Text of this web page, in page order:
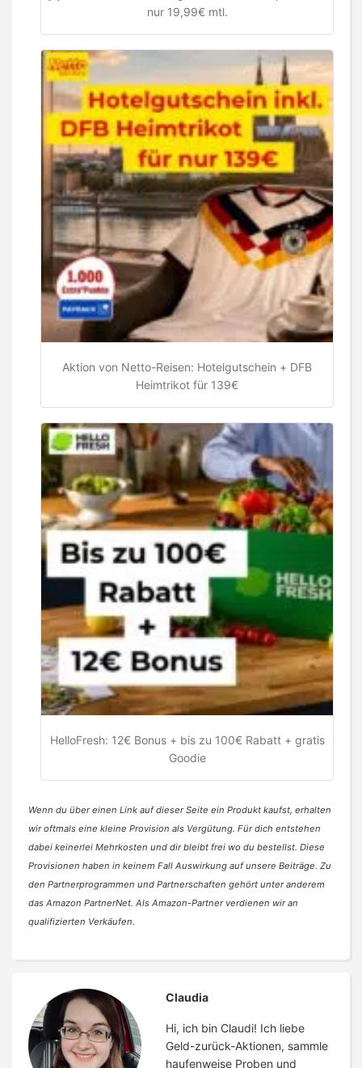
nur 19,99€ mtl.
Aktion von Netto-Reisen: Hotelgutschein + DFB
Heimtrikot für 139€
HelloFresh: 12€ Bonus + bis zu 100€ Rabatt + gratis
Goodie
Wenn du über einen Link auf dieser Seite ein Produkt kaufst, erhalten
wir oftmals eine kleine Provision als Vergütung. Für dich entstehen
dabei keinerlei Mehrkosten und dir bleibt frei wo du bestellst. Diese
Provisionen haben in keinem Fall Auswirkung auf unsere Beiträge. Zu
den Partnerprogrammen und Partnerschaften gehört unter anderem
das Amazon PartnerNet. Als Amazon-Partner verdienen wir an
qualifizierten Verkäufen.
Claudia
Hi, ich bin Claudi! Ich liebe
Geld-zurück-Aktionen, sammle
haufenweise Proben und